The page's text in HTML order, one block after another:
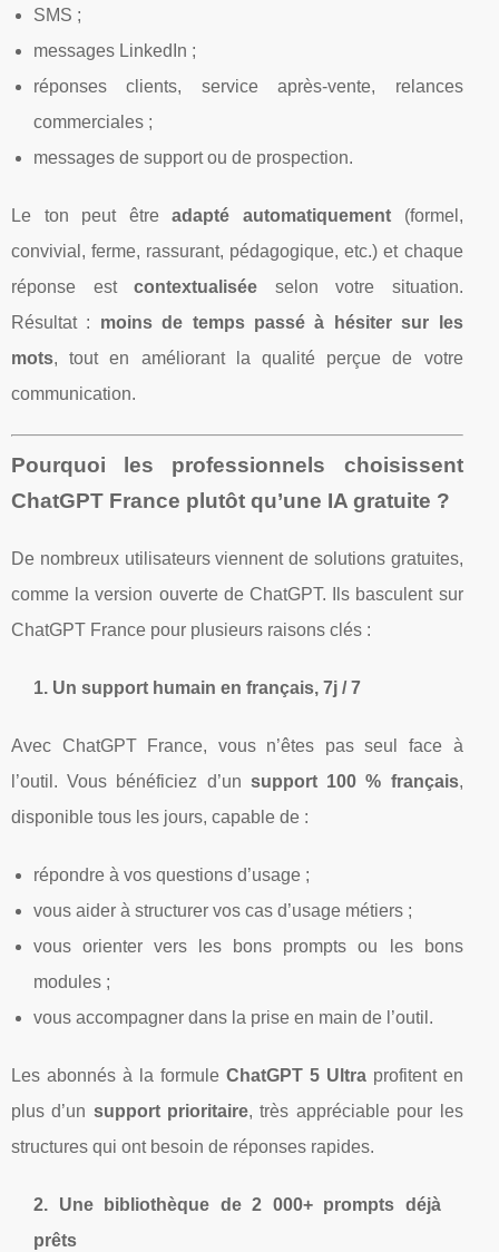
SMS ;
messages LinkedIn ;
réponses clients, service après‑vente, relances
commerciales ;
messages de support ou de prospection.
Le ton peut êtreadapté automatiquement (formel,
convivial, ferme, rassurant, pédagogique, etc.) et chaque
réponse estcontextualisée selon votre situation.
Résultat : moins de temps passé à hésiter sur les
mots, tout en améliorant la qualité perçue de votre
communication.
Pourquoi les professionnels choisissent
ChatGPT France plutôt qu’une IA gratuite ?
De nombreux utilisateurs viennent de solutions gratuites,
comme la version ouverte de ChatGPT. Ils basculent sur
ChatGPT France pour plusieurs raisons clés :
1. Un support humain en français, 7j / 7
Avec ChatGPT France, vous n’êtes pas seul face à
l’outil. Vous bénéficiez d’un support 100 % français,
disponible tous les jours, capable de :
répondre à vos questions d’usage ;
vous aider à structurer vos cas d’usage métiers ;
vous orienter vers les bons prompts ou les bons
modules ;
vous accompagner dans la prise en main de l’outil.
Les abonnés à la formule ChatGPT 5 Ultraprofitent en
plus d’un support prioritaire, très appréciable pour les
structures qui ont besoin de réponses rapides.
2. Une bibliothèque de 2 000+ prompts déjà
prêts